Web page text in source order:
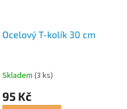
Ocelový T-kolík 30 cm
Skladem (3 ks)
95 Kč